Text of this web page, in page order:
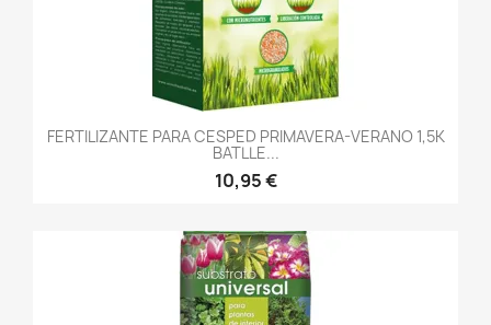
FERTILIZANTE PARA CESPED PRIMAVERA-VERANO 1,5K
BATLLE...
10,95 €